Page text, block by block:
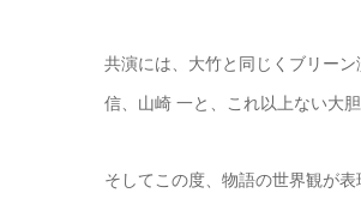
共演には、大竹と同じくブリー
信、山崎 一と、これ以上ない大
そしてこの度、物語の世界観が